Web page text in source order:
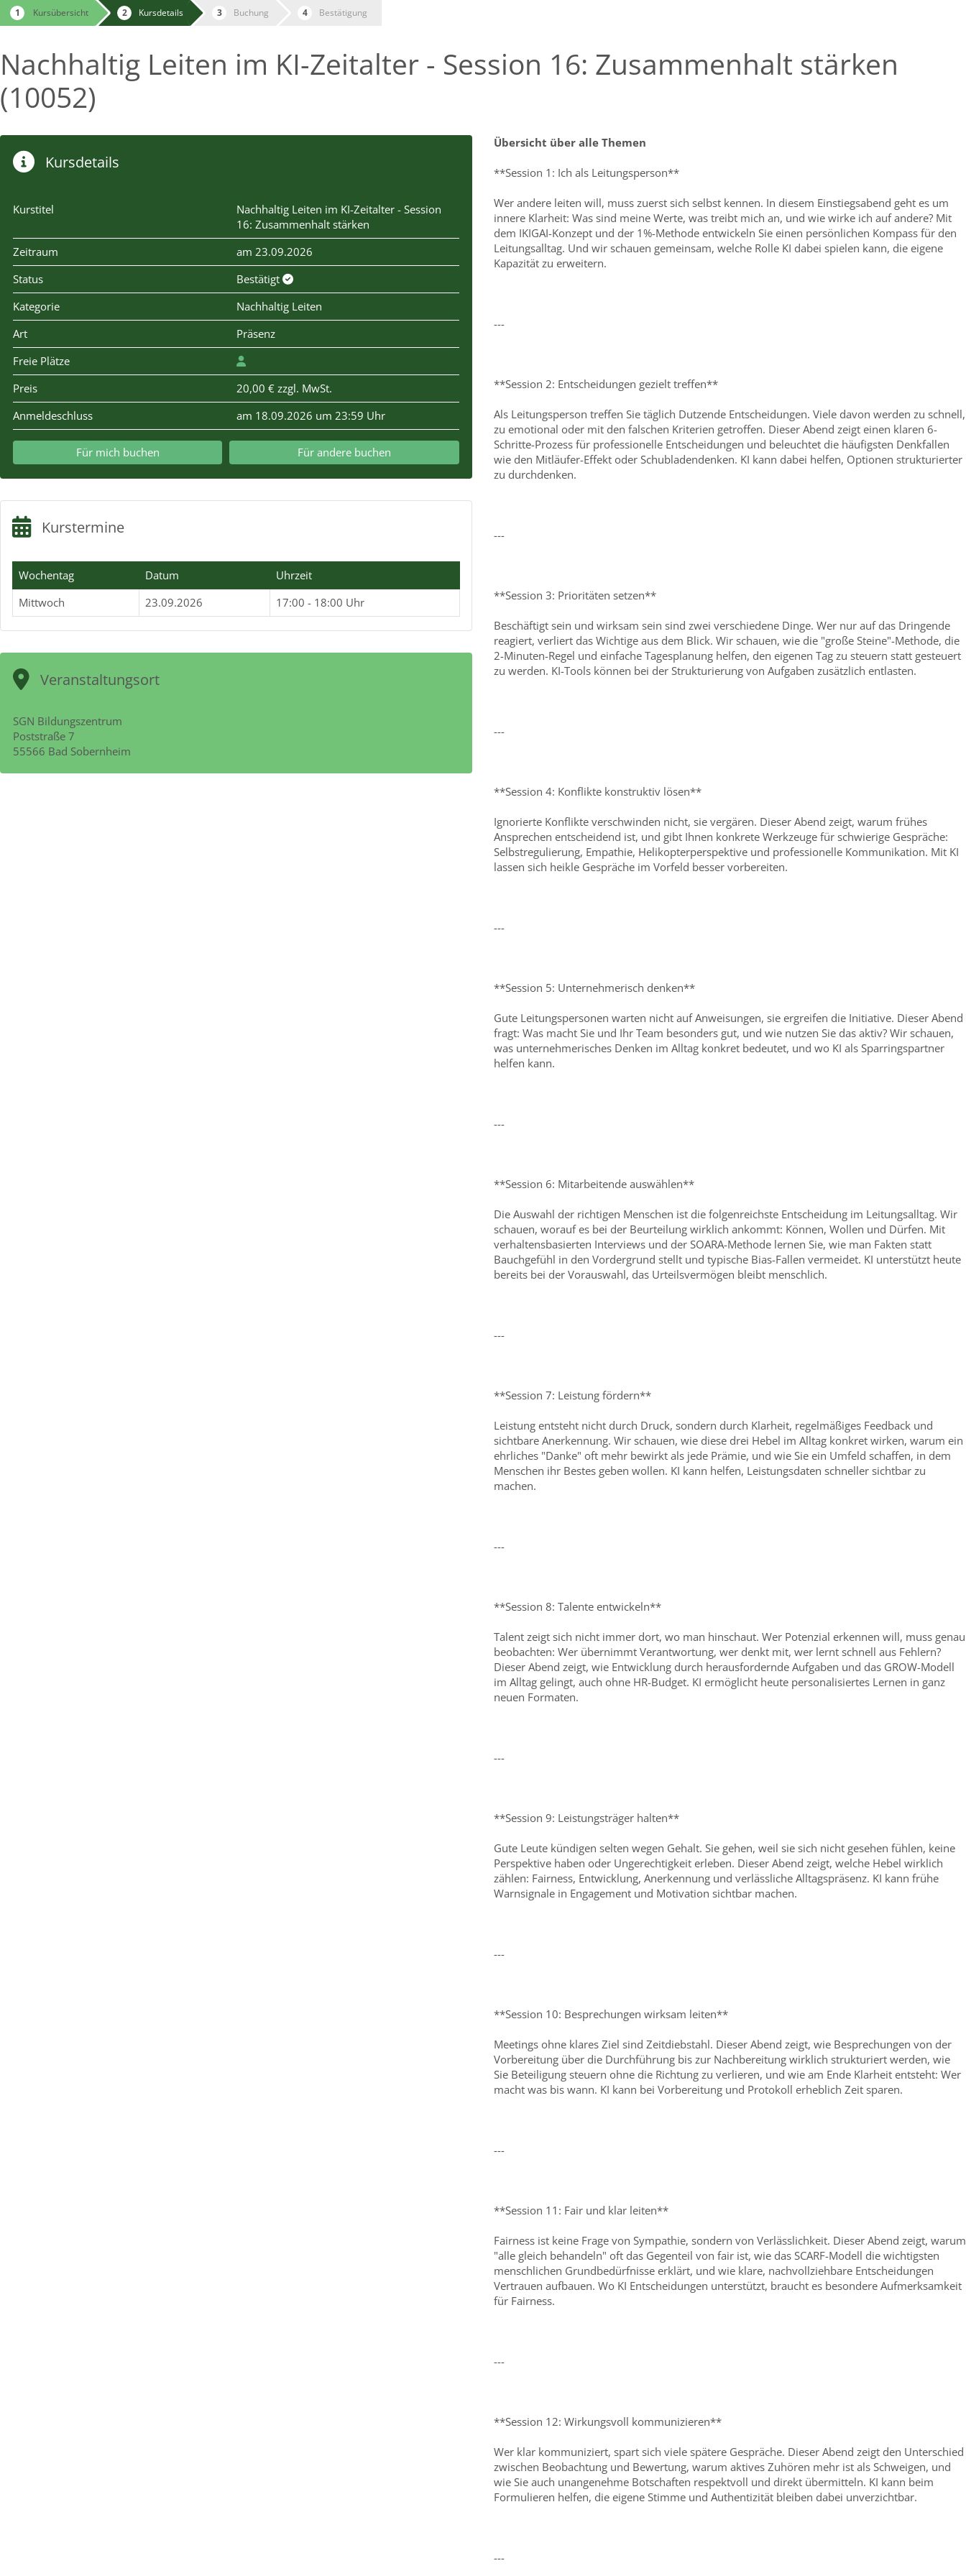
Kursübersicht Kursdetails Buchung Bestätigung
Nachhaltig Leiten im KI-Zeitalter - Session 16: Zusammenhalt stärken
(10052)
Kursdetails
Kurstitel
Nachhaltig Leiten im KI-Zeitalter - Session
16: Zusammenhalt stärken
Zeitraum
am 23.09.2026
Status
Bestätigt
Kategorie
Nachhaltig Leiten
Art
Präsenz
Freie Plätze
Preis
20,00 € zzgl. MwSt.
Anmeldeschluss
am 18.09.2026 um 23:59 Uhr
Für mich buchen Für andere buchen
Übersicht über alle Themen
**Session 1: Ich als Leitungsperson**
Wer andere leiten will, muss zuerst sich selbst kennen. In diesem Einstiegsabend geht es um
innere Klarheit: Was sind meine Werte, was treibt mich an, und wie wirke ich auf andere? Mit
dem IKIGAI-Konzept und der 1%-Methode entwickeln Sie einen persönlichen Kompass für den
Leitungsalltag. Und wir schauen gemeinsam, welche Rolle KI dabei spielen kann, die eigene
Kapazität zu erweitern.
---
**Session 2: Entscheidungen gezielt treffen**
Als Leitungsperson treffen Sie täglich Dutzende Entscheidungen. Viele davon werden zu schnell,
zu emotional oder mit den falschen Kriterien getroffen. Dieser Abend zeigt einen klaren 6-
Schritte-Prozess für professionelle Entscheidungen und beleuchtet die häufigsten Denkfallen
wie den Mitläufer-Effekt oder Schubladendenken. KI kann dabei helfen, Optionen strukturierter
zu durchdenken.
---
**Session 3: Prioritäten setzen**
Beschäftigt sein und wirksam sein sind zwei verschiedene Dinge. Wer nur auf das Dringende
reagiert, verliert das Wichtige aus dem Blick. Wir schauen, wie die "große Steine"-Methode, die
2-Minuten-Regel und einfache Tagesplanung helfen, den eigenen Tag zu steuern statt gesteuert
zu werden. KI-Tools können bei der Strukturierung von Aufgaben zusätzlich entlasten.
---
**Session 4: Konflikte konstruktiv lösen**
Ignorierte Konflikte verschwinden nicht, sie vergären. Dieser Abend zeigt, warum frühes
Ansprechen entscheidend ist, und gibt Ihnen konkrete Werkzeuge für schwierige Gespräche:
Selbstregulierung, Empathie, Helikopterperspektive und professionelle Kommunikation. Mit KI
lassen sich heikle Gespräche im Vorfeld besser vorbereiten.
---
**Session 5: Unternehmerisch denken**
Gute Leitungspersonen warten nicht auf Anweisungen, sie ergreifen die Initiative. Dieser Abend
fragt: Was macht Sie und Ihr Team besonders gut, und wie nutzen Sie das aktiv? Wir schauen,
was unternehmerisches Denken im Alltag konkret bedeutet, und wo KI als Sparringspartner
helfen kann.
---
**Session 6: Mitarbeitende auswählen**
Die Auswahl der richtigen Menschen ist die folgenreichste Entscheidung im Leitungsalltag. Wir
schauen, worauf es bei der Beurteilung wirklich ankommt: Können, Wollen und Dürfen. Mit
verhaltensbasierten Interviews und der SOARA-Methode lernen Sie, wie man Fakten statt
Bauchgefühl in den Vordergrund stellt und typische Bias-Fallen vermeidet. KI unterstützt heute
bereits bei der Vorauswahl, das Urteilsvermögen bleibt menschlich.
---
**Session 7: Leistung fördern**
Leistung entsteht nicht durch Druck, sondern durch Klarheit, regelmäßiges Feedback und
sichtbare Anerkennung. Wir schauen, wie diese drei Hebel im Alltag konkret wirken, warum ein
ehrliches "Danke" oft mehr bewirkt als jede Prämie, und wie Sie ein Umfeld schaffen, in dem
Menschen ihr Bestes geben wollen. KI kann helfen, Leistungsdaten schneller sichtbar zu
machen.
---
**Session 8: Talente entwickeln**
Talent zeigt sich nicht immer dort, wo man hinschaut. Wer Potenzial erkennen will, muss genau
beobachten: Wer übernimmt Verantwortung, wer denkt mit, wer lernt schnell aus Fehlern?
Dieser Abend zeigt, wie Entwicklung durch herausfordernde Aufgaben und das GROW-Modell
im Alltag gelingt, auch ohne HR-Budget. KI ermöglicht heute personalisiertes Lernen in ganz
neuen Formaten.
---
**Session 9: Leistungsträger halten**
Gute Leute kündigen selten wegen Gehalt. Sie gehen, weil sie sich nicht gesehen fühlen, keine
Perspektive haben oder Ungerechtigkeit erleben. Dieser Abend zeigt, welche Hebel wirklich
zählen: Fairness, Entwicklung, Anerkennung und verlässliche Alltagspräsenz. KI kann frühe
Warnsignale in Engagement und Motivation sichtbar machen.
---
**Session 10: Besprechungen wirksam leiten**
Meetings ohne klares Ziel sind Zeitdiebstahl. Dieser Abend zeigt, wie Besprechungen von der
Vorbereitung über die Durchführung bis zur Nachbereitung wirklich strukturiert werden, wie
Sie Beteiligung steuern ohne die Richtung zu verlieren, und wie am Ende Klarheit entsteht: Wer
macht was bis wann. KI kann bei Vorbereitung und Protokoll erheblich Zeit sparen.
---
**Session 11: Fair und klar leiten**
Fairness ist keine Frage von Sympathie, sondern von Verlässlichkeit. Dieser Abend zeigt, warum
"alle gleich behandeln" oft das Gegenteil von fair ist, wie das SCARF-Modell die wichtigsten
menschlichen Grundbedürfnisse erklärt, und wie klare, nachvollziehbare Entscheidungen
Vertrauen aufbauen. Wo KI Entscheidungen unterstützt, braucht es besondere Aufmerksamkeit
für Fairness.
---
**Session 12: Wirkungsvoll kommunizieren**
Wer klar kommuniziert, spart sich viele spätere Gespräche. Dieser Abend zeigt den Unterschied
zwischen Beobachtung und Bewertung, warum aktives Zuhören mehr ist als Schweigen, und
wie Sie auch unangenehme Botschaften respektvoll und direkt übermitteln. KI kann beim
Formulieren helfen, die eigene Stimme und Authentizität bleiben dabei unverzichtbar.
---
Kurstermine
Wochentag Datum
Uhrzeit
Mittwoch
23.09.2026 17:00 - 18:00 Uhr
Veranstaltungsort
SGN Bildungszentrum
Poststraße 7
55566 Bad Sobernheim